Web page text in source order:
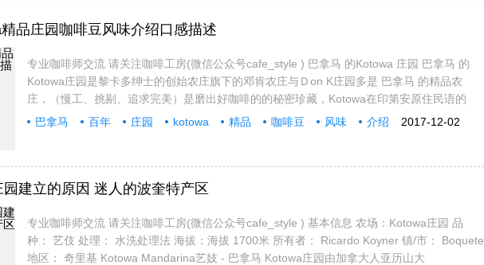
品庄园咖啡豆风味介绍口感描述
专业咖啡师交流 请关注咖啡工房(微信公众号cafe_style ) 巴拿马 的Kotowa 庄园 巴拿马 的
Kotowa庄园是黎卡多绅士的创始农庄旗下的邓肯农庄与Ｄon K庄园多是 巴拿马 的精品农
庄，（慢工、挑剔、追求完美）是磨出好咖啡的的秘密珍藏，Kotowa在印第安原住民语的
2017-12-02
巴拿马 百年 庄园 kotowa 精品 咖啡豆 风味 介绍
建立的原因 迷人的波奎特产区
专业咖啡师交流 请关注咖啡工房(微信公众号cafe_style ) 基本信息 农场：Kotowa庄园 品
种： 艺伎 处理： 水洗处理法 海拔：海拔 1700米 所有者： Ricardo Koyner 镇/市： Boquete
地区： 奇里基 Kotowa Mandarina艺妓 - 巴拿马 Kotowa庄园由加拿大人亚历山大